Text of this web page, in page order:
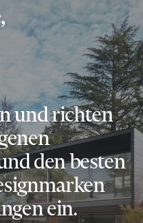
und richten
den besten
ein.